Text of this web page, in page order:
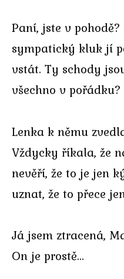
Paní, jste v
sympatický kluk jí
vstát. Ty schody
všechno v pořádku?
Lenka k němu
Vždycky říkala, že
nevěří, že to je jen
uznat, že to přece
Já jsem ztracená,
On je prostě…